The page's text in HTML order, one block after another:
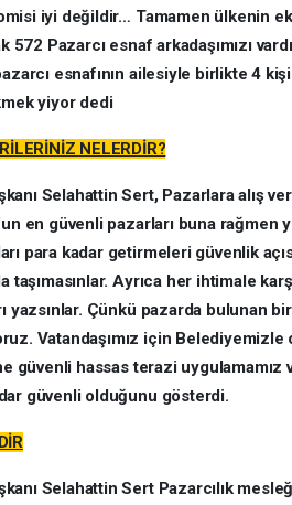
iyi değildir… Tamamen ülkenin
Pazarcı esnaf arkadaşımızı
esnafının ailesiyle birlikte 4
yiyor dedi
NELERDİR?
Selahattin Sert, Pazarlara alış
en güvenli pazarları buna rağmen
para kadar getirmeleri güvenlik
Ayrıca her ihtimale
yazsınlar. Çünkü pazarda bulunan
Vatandaşımız için Belediyemizle
güvenli hassas terazi uygulamamız
güvenli olduğunu gösterdi.
Selahattin Sert Pazarcılık